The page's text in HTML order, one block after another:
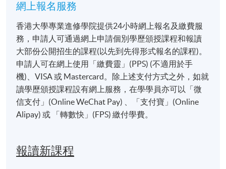
網上報名服務
香港大學專業進修學院提供24小時網上報名及繳費服
務，申請人可通過網上申請個別學歷頒授課程和報讀
大部份公開招生的課程(以先到先得形式報名的課程)。
申請人可在網上使用「繳費靈」(PPS) (不適用於手
機)、VISA 或 Mastercard。除上述支付方式之外，如就
讀學歷頒授課程設有網上服務，在學學員亦可以「微
信支付」(Online WeChat Pay) 、「支付寶」(Online
Alipay) 或 「轉數快」(FPS) 繳付學費。
報讀新課程